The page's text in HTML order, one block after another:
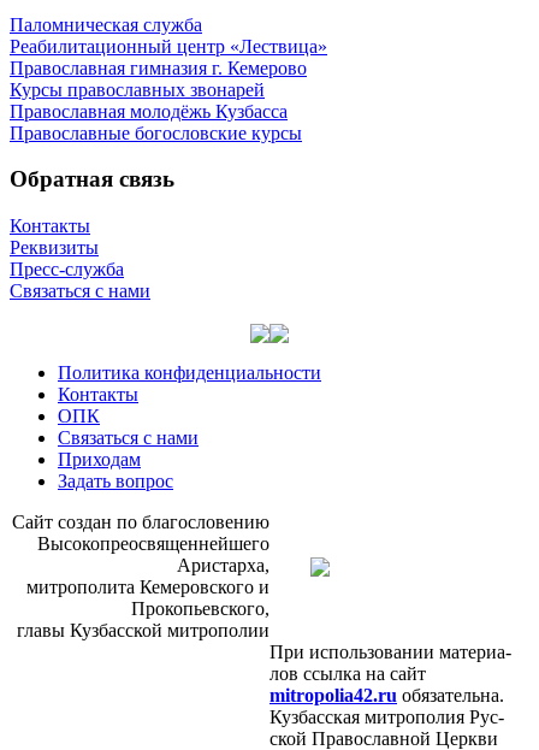
Паломническая служба
Реабилитационный центр «Лествица»
Православная гимназия г. Кемерово
Курсы православных звонарей
Православная молодёжь Кузбасса
Православные богословские курсы
Обратная связь
Контакты
Реквизиты
Пресс-служба
Связаться с нами
Политика конфиденциальности
Контакты
ОПК
Связаться с нами
Приходам
Задать вопрос
Сайт со­здан по бла­го­сло­ве­нию
Вы­со­ко­прео­свя­щен­ней­ше­го
Ари­стар­ха,
мит­ро­по­ли­та Ке­ме­ров­ско­го и
Про­ко­пьев­ско­го,
гла­вы Куз­бас­ской мит­ро­по­лии
При ис­поль­зо­ва­нии ма­те­ри­а­
лов ссыл­ка на сайт
mitropolia42.ru обя­за­тель­на.
Куз­бас­ская мит­ро­по­лия Рус­
ской Пра­во­слав­ной Церк­ви